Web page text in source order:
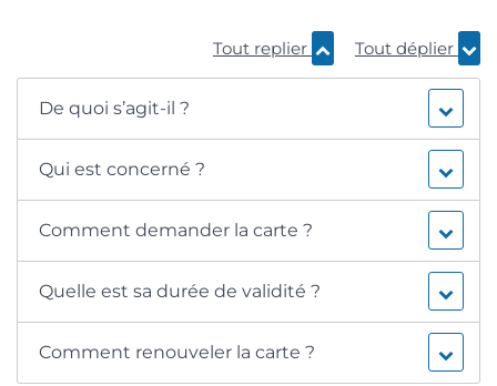
Tout replier Tout déplier
De quoi s’agit-il ?
Qui est concerné ?
Comment demander la carte ?
Quelle est sa durée de validité ?
Comment renouveler la carte ?